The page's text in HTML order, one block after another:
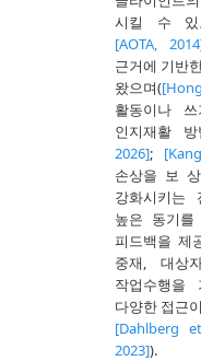
시킬 수 있
[AOTA,
근거에 기반
왔으며(
활동이나
인지재활 방
2026];
손상을 보
강화시키는
높은 동기
피드백을 제
중재, 대상
작업수행을
다양한 접근
[Dahlberg
2023]).